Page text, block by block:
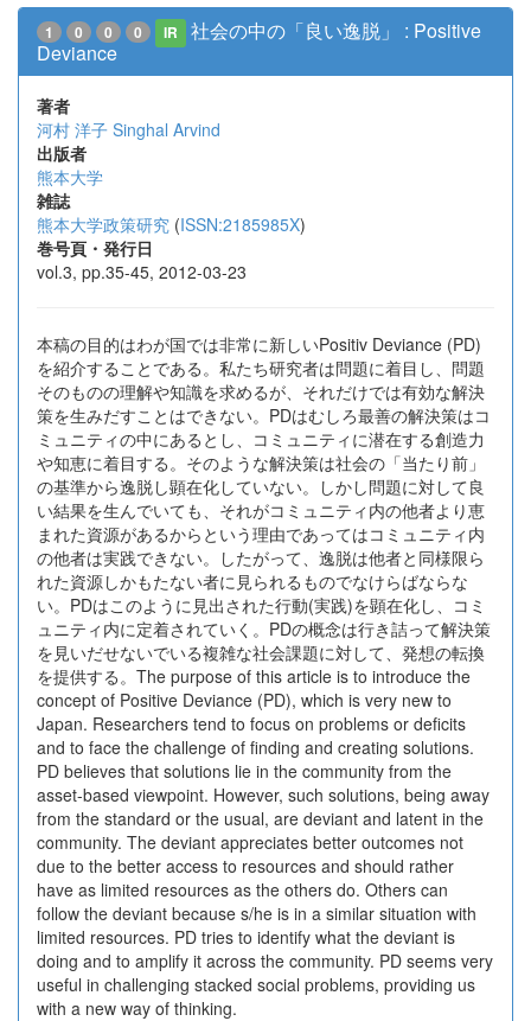
1 0 0 0 IR
社会の中の「良い逸脱」 : Positive
Deviance
著者
河村 洋子 Singhal Arvind
出版者
熊本大学
雑誌
熊本大学政策研究 (ISSN:2185985X)
巻号頁・発行日
vol.3, pp.35-45, 2012-03-23
本稿の目的はわが国では非常に新しいPositiv Deviance (PD)
を紹介することである。私たち研究者は問題に着目し、問題
そのものの理解や知識を求めるが、それだけでは有効な解決
策を生みだすことはできない。PDはむしろ最善の解決策はコ
ミュニティの中にあるとし、コミュニティに潜在する創造力
や知恵に着目する。そのような解決策は社会の「当たり前」
の基準から逸脱し顕在化していない。しかし問題に対して良
い結果を生んでいても、それがコミュニティ内の他者より恵
まれた資源があるからという理由であってはコミュニティ内
の他者は実践できない。したがって、逸脱は他者と同様限ら
れた資源しかもたない者に見られるものでなけらばならな
い。PDはこのように見出された行動(実践)を顕在化し、コミ
ュニティ内に定着されていく。PDの概念は行き詰って解決策
を見いだせないでいる複雑な社会課題に対して、発想の転換
を提供する。The purpose of this article is to introduce the
concept of Positive Deviance (PD), which is very new to
Japan. Researchers tend to focus on problems or deficits
and to face the challenge of finding and creating solutions.
PD believes that solutions lie in the community from the
asset-based viewpoint. However, such solutions, being away
from the standard or the usual, are deviant and latent in the
community. The deviant appreciates better outcomes not
due to the better access to resources and should rather
have as limited resources as the others do. Others can
follow the deviant because s/he is in a similar situation with
limited resources. PD tries to identify what the deviant is
doing and to amplify it across the community. PD seems very
useful in challenging stacked social problems, providing us
with a new way of thinking.